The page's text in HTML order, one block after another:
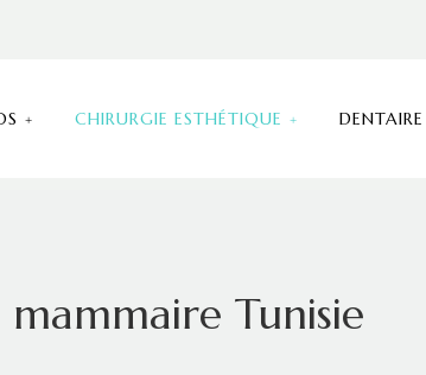
CHIRURGIE ESTHÉTIQUE DENTAIRE
Tunisie